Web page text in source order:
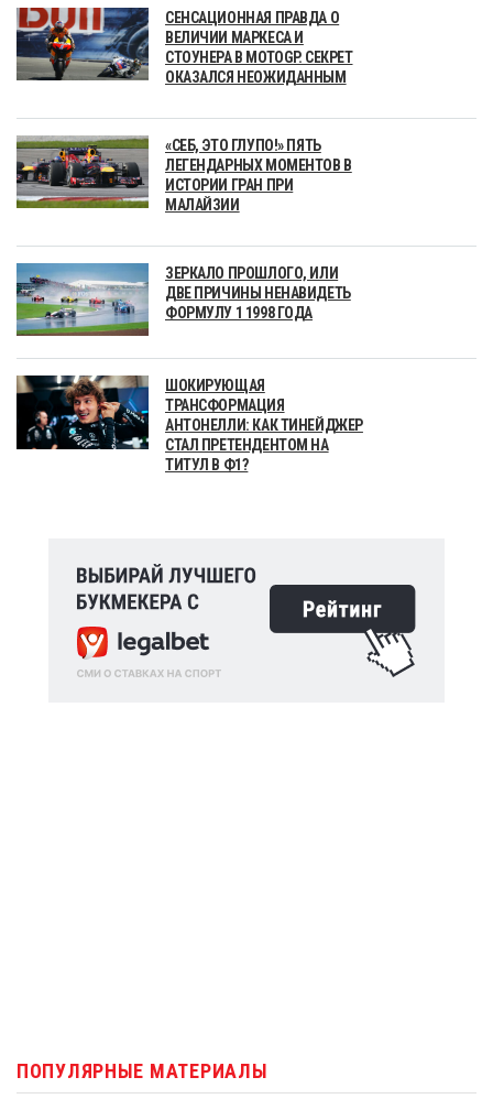
СЕНСАЦИОННАЯ ПРАВДА О
ВЕЛИЧИИ МАРКЕСА И
СТОУНЕРА В MOTOGP. СЕКРЕТ
ОКАЗАЛСЯ НЕОЖИДАННЫМ
«СЕБ, ЭТО ГЛУПО!» ПЯТЬ
ЛЕГЕНДАРНЫХ МОМЕНТОВ В
ИСТОРИИ ГРАН ПРИ
МАЛАЙЗИИ
ЗЕРКАЛО ПРОШЛОГО, ИЛИ
ДВЕ ПРИЧИНЫ НЕНАВИДЕТЬ
ФОРМУЛУ 1 1998 ГОДА
ШОКИРУЮЩАЯ
ТРАНСФОРМАЦИЯ
АНТОНЕЛЛИ: КАК ТИНЕЙДЖЕР
СТАЛ ПРЕТЕНДЕНТОМ НА
ТИТУЛ В Ф1?
ПОПУЛЯРНЫЕ МАТЕРИАЛЫ